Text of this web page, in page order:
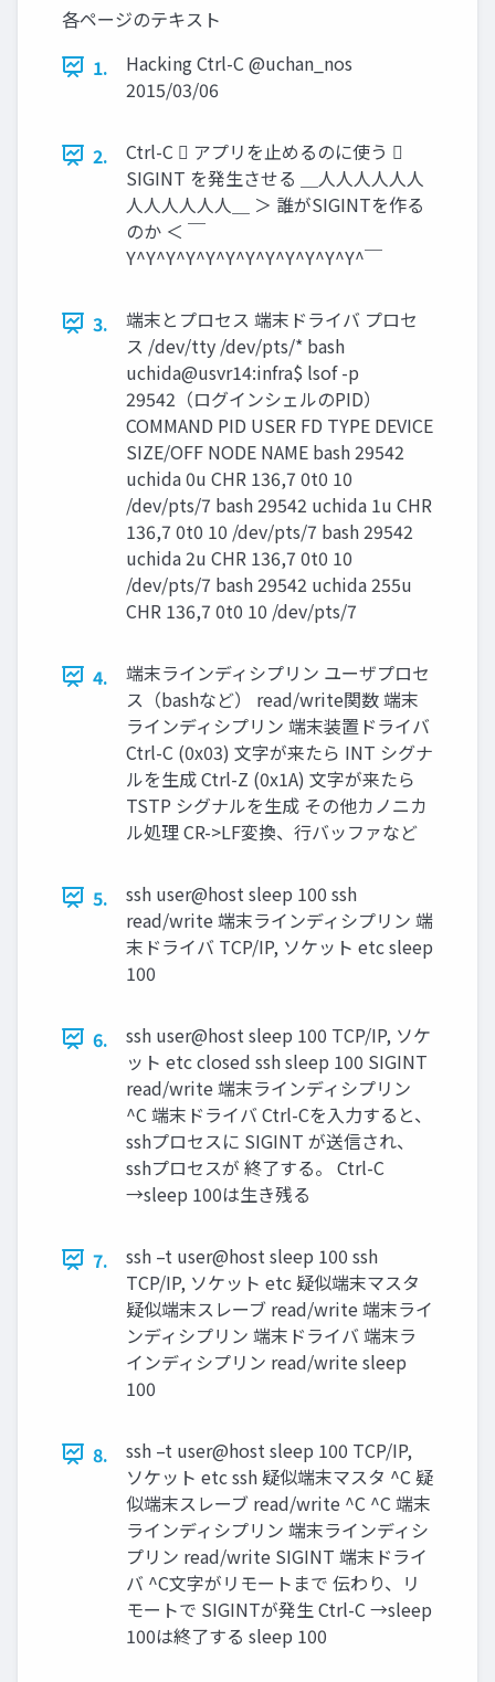
各ページのテキスト
1.
Hacking Ctrl-C @uchan_nos
2015/03/06
2.
Ctrl-C  アプリを止めるのに使う 
SIGINT を発生させる ＿人人人人人人
人人人人人人＿ ＞ 誰がSIGINTを作る
のか ＜ ￣
Y^Y^Y^Y^Y^Y^Y^Y^Y^Y^Y^Y^￣
3.
端末とプロセス 端末ドライバ プロセ
ス /dev/tty /dev/pts/* bash
uchida@usvr14:infra$ lsof -p
29542（ログインシェルのPID）
COMMAND PID USER FD TYPE DEVICE
SIZE/OFF NODE NAME bash 29542
uchida 0u CHR 136,7 0t0 10
/dev/pts/7 bash 29542 uchida 1u CHR
136,7 0t0 10 /dev/pts/7 bash 29542
uchida 2u CHR 136,7 0t0 10
/dev/pts/7 bash 29542 uchida 255u
CHR 136,7 0t0 10 /dev/pts/7
4.
端末ラインディシプリン ユーザプロセ
ス（bashなど） read/write関数 端末
ラインディシプリン 端末装置ドライバ
Ctrl-C (0x03) 文字が来たら INT シグナ
ルを生成 Ctrl-Z (0x1A) 文字が来たら
TSTP シグナルを生成 その他カノニカ
ル処理 CR->LF変換、行バッファなど
5.
ssh user@host sleep 100 ssh
read/write 端末ラインディシプリン 端
末ドライバ TCP/IP, ソケット etc sleep
100
6.
ssh user@host sleep 100 TCP/IP, ソケ
ット etc closed ssh sleep 100 SIGINT
read/write 端末ラインディシプリン
^C 端末ドライバ Ctrl-Cを入力すると、
sshプロセスに SIGINT が送信され、
sshプロセスが 終了する。 Ctrl-C
→sleep 100は生き残る
7.
ssh –t user@host sleep 100 ssh
TCP/IP, ソケット etc 疑似端末マスタ
疑似端末スレーブ read/write 端末ライ
ンディシプリン 端末ドライバ 端末ラ
インディシプリン read/write sleep
100
8.
ssh –t user@host sleep 100 TCP/IP,
ソケット etc ssh 疑似端末マスタ ^C 疑
似端末スレーブ read/write ^C ^C 端末
ラインディシプリン 端末ラインディシ
プリン read/write SIGINT 端末ドライ
バ ^C文字がリモートまで 伝わり、リ
モートで SIGINTが発生 Ctrl-C →sleep
100は終了する sleep 100